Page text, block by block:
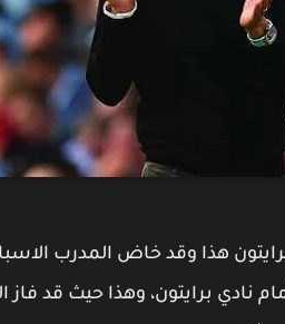
هذا وقد خاض المدرب